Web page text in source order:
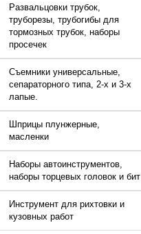
Развальцовки трубок,
труборезы, трубогибы для
тормозных трубок, наборы
просечек
Съемники универсальные,
сепараторного типа, 2-х и 3-х
лапые.
Шприцы плунжерные,
масленки
Наборы автоинструментов,
наборы торцевых головок и бит
Инструмент для рихтовки и
кузовных работ